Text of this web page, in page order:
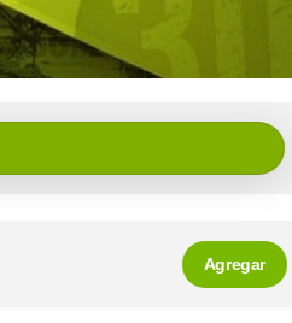
Agregar